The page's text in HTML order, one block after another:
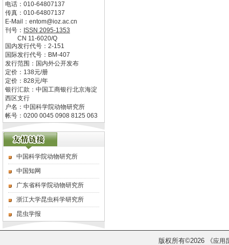
电话： 010-64807137
传真： 010-64807137
E-Mail： entom@ioz.ac.cn
刊号： ISSN 2095-1353
CN 11-6020/Q
国内发行代号： 2-151
国际发行代号： BM-407
发行范围：国内外公开发布
定价： 138元/册
定价： 828元/年
银行汇款：中国工商银行北京海淀
西区支行
户名：中国科学院动物研究所
帐号：0200 0045 0908 8125 063
中国科学院动物研究所
中国知网
广东省科学院动物研究所
浙江大学昆虫科学研究所
昆虫学报
版权所有©2026 《应用